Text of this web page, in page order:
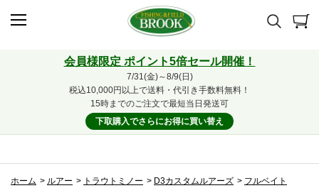
会員様限定 ポイント5倍セール開催！
7/31(金)～8/9(日)
税込10,000円以上で送料・代引き手数料無料！
15時までのご注文で最短当日発送可
下取購入でさらにお得に買い替え
ホーム > ルアー > トラウトミノー > D3カスタムルアーズ > フルベイト